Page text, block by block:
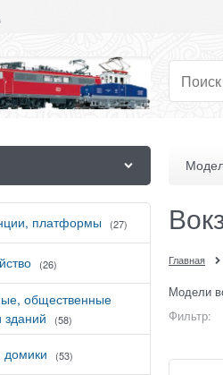
платформы (27)
(26)
общественные
зданий
(58)
(53)
Главная
Модели
Фильтр: